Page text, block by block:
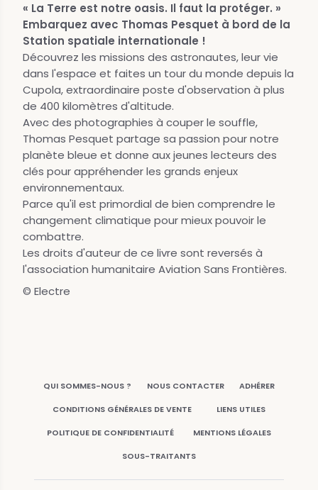
« La Terre est notre oasis. Il faut la protéger. »
Embarquez avec Thomas Pesquet à bord de la
Station spatiale internationale !
Découvrez les missions des astronautes, leur vie
dans l'espace et faites un tour du monde depuis la
Cupola, extraordinaire poste d'observation à plus
de 400 kilomètres d'altitude.
Avec des photographies à couper le souffle,
Thomas Pesquet partage sa passion pour notre
planète bleue et donne aux jeunes lecteurs des
clés pour appréhender les grands enjeux
environnementaux.
Parce qu'il est primordial de bien comprendre le
changement climatique pour mieux pouvoir le
combattre.
Les droits d'auteur de ce livre sont reversés à
l'association humanitaire Aviation Sans Frontières.
© Electre
QUI SOMMES-NOUS ? NOUS CONTACTER ADHÉRER
CONDITIONS GÉNÉRALES DE VENTE LIENS UTILES
POLITIQUE DE CONFIDENTIALITÉ MENTIONS LÉGALES
SOUS-TRAITANTS